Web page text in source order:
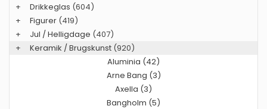
+
Drikkeglas (604)
+
Figurer (419)
+
Jul / Helligdage (407)
+
Keramik / Brugskunst (920)
Aluminia (42)
Arne Bang (3)
Axella (3)
Bangholm (5)